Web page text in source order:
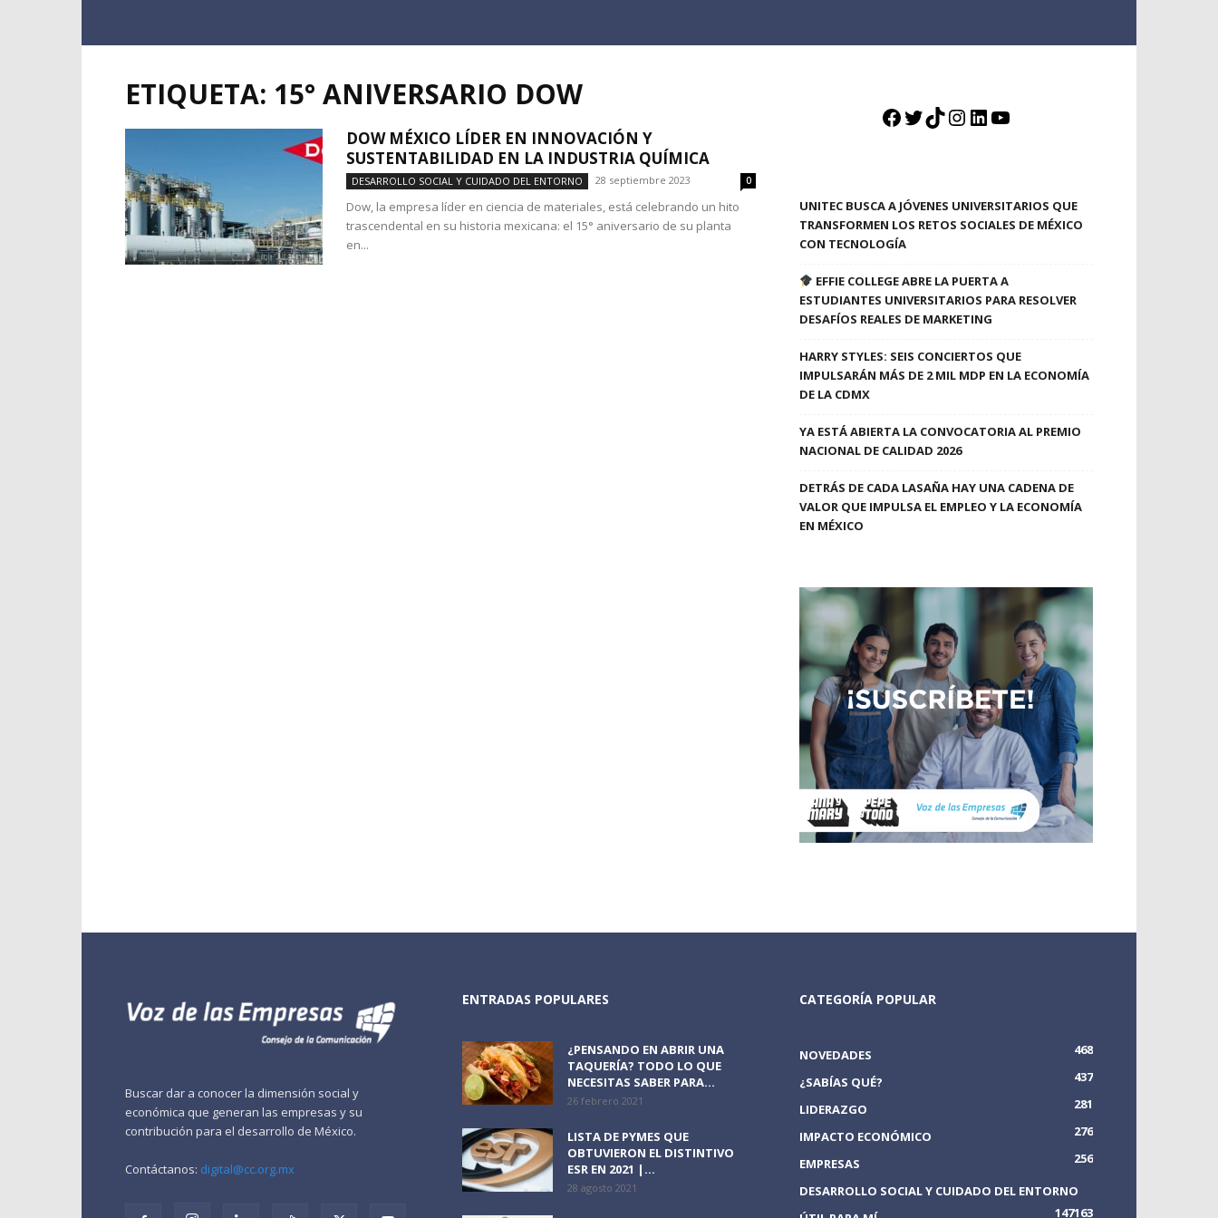
ETIQUETA: 15° ANIVERSARIO DOW
DOW MÉXICO LÍDER EN INNOVACIÓN Y
SUSTENTABILIDAD EN LA INDUSTRIA QUÍMICA
DESARROLLO SOCIAL Y CUIDADO DEL ENTORNO 28 septiembre 2023 0
Dow, la empresa líder en ciencia de materiales, está celebrando un hito
trascendental en su historia mexicana: el 15° aniversario de su planta
en...
Facebook
Twitter
TikTok
Instagram
LinkedIn
YouTube
UNITEC BUSCA A JÓVENES UNIVERSITARIOS QUE
TRANSFORMEN LOS RETOS SOCIALES DE MÉXICO
CON TECNOLOGÍA
EFFIE COLLEGE ABRE LA PUERTA A
ESTUDIANTES UNIVERSITARIOS PARA RESOLVER
DESAFÍOS REALES DE MARKETING
HARRY STYLES: SEIS CONCIERTOS QUE
IMPULSARÁN MÁS DE 2 MIL MDP EN LA ECONOMÍA
DE LA CDMX
YA ESTÁ ABIERTA LA CONVOCATORIA AL PREMIO
NACIONAL DE CALIDAD 2026
DETRÁS DE CADA LASAÑA HAY UNA CADENA DE
VALOR QUE IMPULSA EL EMPLEO Y LA ECONOMÍA
EN MÉXICO
Buscar dar a conocer la dimensión social y
económica que generan las empresas y su
contribución para el desarrollo de México.
Contáctanos: digital@cc.org.mx
ENTRADAS POPULARES
¿PENSANDO EN ABRIR UNA
TAQUERÍA? TODO LO QUE
NECESITAS SABER PARA...
26 febrero 2021
LISTA DE PYMES QUE
OBTUVIERON EL DISTINTIVO
ESR EN 2021 |...
28 agosto 2021
CATEGORÍA POPULAR
NOVEDADES
468
¿SABÍAS QUÉ?
437
LIDERAZGO
281
IMPACTO ECONÓMICO
276
EMPRESAS
256
DESARROLLO SOCIAL Y CUIDADO DEL ENTORNO
163
147